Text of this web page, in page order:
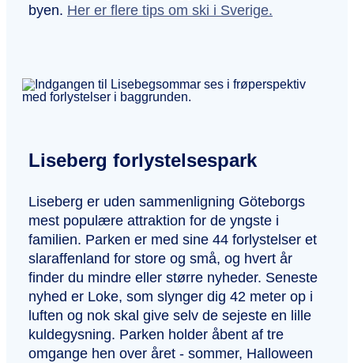
byen. Her er flere tips om ski i Sverige.
Liseberg forlystelsespark
Liseberg er uden sammenligning Göteborgs
mest populære attraktion for de yngste i
familien. Parken er med sine 44 forlystelser et
slaraffenland for store og små, og hvert år
finder du mindre eller større nyheder. Seneste
nyhed er Loke, som slynger dig 42 meter op i
luften og nok skal give selv de sejeste en lille
kuldegysning. Parken holder åbent af tre
omgange hen over året - sommer, Halloween